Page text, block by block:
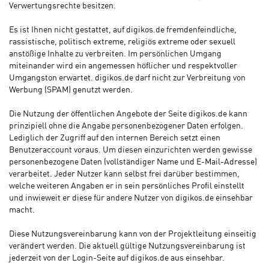
Verwertungsrechte besitzen.
Es ist Ihnen nicht gestattet, auf digikos.de fremdenfeindliche,
rassistische, politisch extreme, religiös extreme oder sexuell
anstößige Inhalte zu verbreiten. Im persönlichen Umgang
miteinander wird ein angemessen höflicher und respektvoller
Umgangston erwartet. digikos.de darf nicht zur Verbreitung von
Werbung (SPAM) genutzt werden.
Die Nutzung der öffentlichen Angebote der Seite digikos.de kann
prinzipiell ohne die Angabe personenbezogener Daten erfolgen.
Lediglich der Zugriff auf den internen Bereich setzt einen
Benutzeraccount voraus. Um diesen einzurichten werden gewisse
personenbezogene Daten (vollständiger Name und E-Mail-Adresse)
verarbeitet. Jeder Nutzer kann selbst frei darüber bestimmen,
welche weiteren Angaben er in sein persönliches Profil einstellt
und inwieweit er diese für andere Nutzer von digikos.de einsehbar
macht.
Diese Nutzungsvereinbarung kann von der Projektleitung einseitig
verändert werden. Die aktuell gültige Nutzungsvereinbarung ist
jederzeit von der Login-Seite auf digikos.de aus einsehbar.